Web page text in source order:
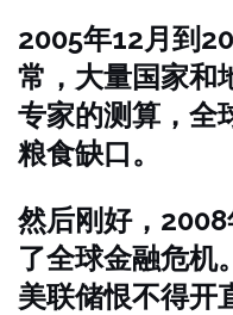
2005年12月到
常，大量国家和
专家的测算，全
粮食缺口。
然后刚好，
了全球金融危机
美联储恨不得开